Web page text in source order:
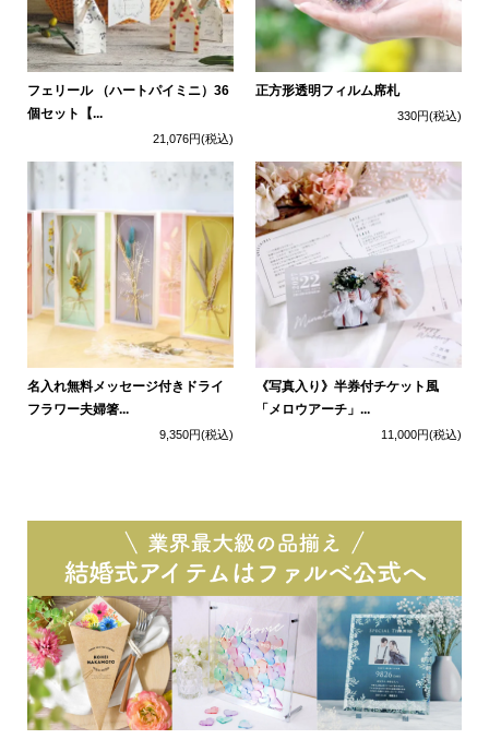
フェリール （ハートパイミニ）36
個セット【...
21,076円(税込)
正方形透明フィルム席札
330円(税込)
名入れ無料メッセージ付きドライ
フラワー夫婦箸...
9,350円(税込)
《写真入り》半券付チケット風
「メロウアーチ」...
11,000円(税込)